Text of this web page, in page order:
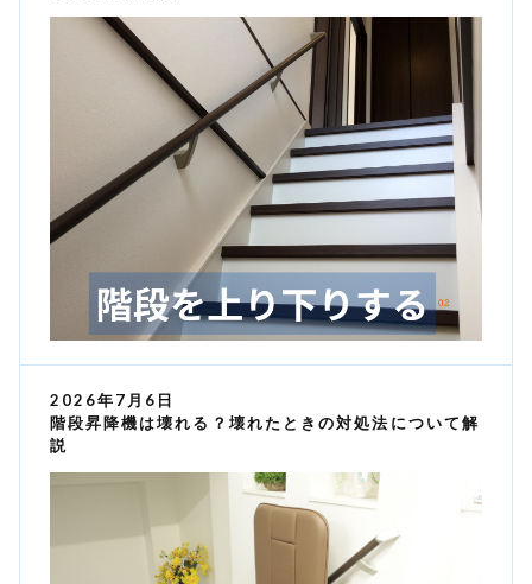
2026年7月6日
階段昇降機は壊れる？壊れたときの対処法について解
説